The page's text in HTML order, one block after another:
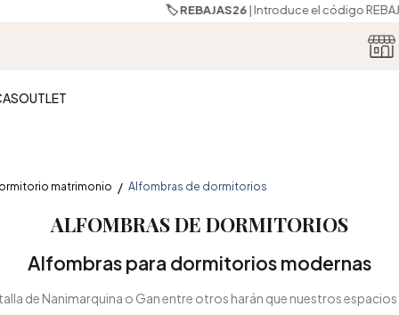
| Introduce el código REBAJAS26.*Consultar
OUTLET
matrimonio Alfombras de dormitorios
ALFOMBRAS DE DORMITORIOS
Alfombras para dormitorios modernas
de Nanimarquina o Gan entre otros harán que nuestros